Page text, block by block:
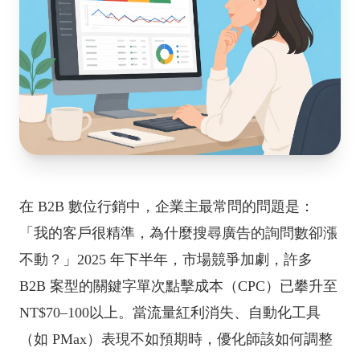
在 B2B 數位行銷中，企業主最常問的問題是：
「我的客戶很精準，為什麼搜尋廣告的詢問數卻漲
不動？」2025 年下半年，市場競爭加劇，許多
B2B 案型的關鍵字單次點擊成本（CPC）已攀升至
NT$70–100以上。當流量紅利消失、自動化工具
（如 PMax）表現不如預期時，優化師該如何調整